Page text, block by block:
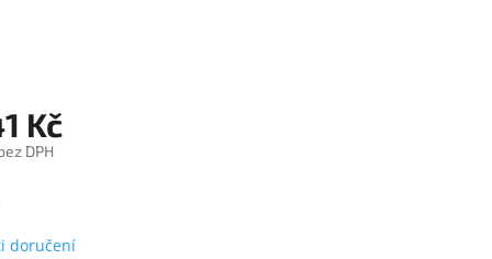
Kč
DPH
doručení